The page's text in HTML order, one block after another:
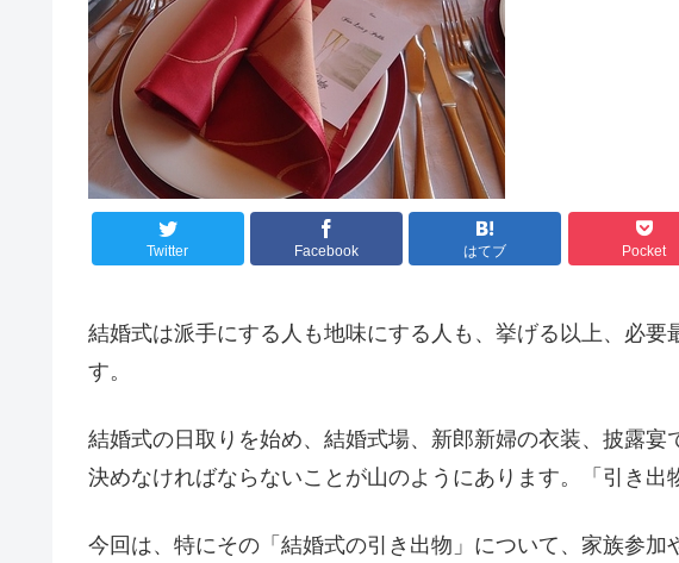
Twitter Facebook はてブ Pocket
結婚式は派手にする人も地味にする人も、挙げる以上、必要
す。
結婚式の日取りを始め、結婚式場、新郎新婦の衣装、披露宴
決めなければならないことが山のようにあります。「引き出
今回は、特にその「結婚式の引き出物」について、家族参加